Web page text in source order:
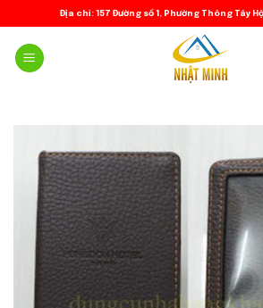
to
content
Địa chỉ: 157 Đường số 1, Phường Thông Tây